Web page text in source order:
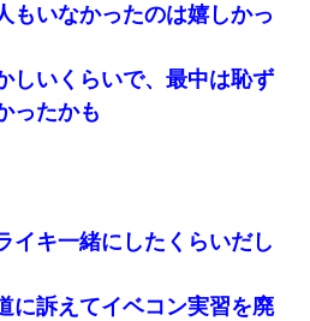
もいなかったのは嬉しかっ
しいくらいで、最中は恥ず
ったかも
イキ一緒にしたくらいだし
に訴えてイベコン実習を廃